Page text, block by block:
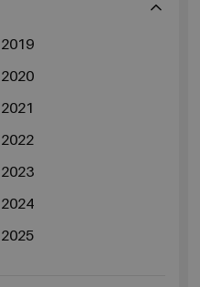
T-Roc
Taigo
Tayron
Tiguan
Touareg
2019
2020
2021
2022
2023
2024
2025